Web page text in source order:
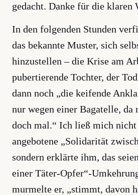
gedacht. Danke für die klaren
In den folgenden Stunden
das bekannte Muster, sich
hinzustellen – die Krise am
pubertierende Tochter, der
dann noch „die keifende
nur wegen einer Bagatelle, da
doch mal.“ Ich ließ mich
angebotene „Solidarität
sondern erklärte ihm, das
einer Täter-Opfer“-
murmelte er, „stimmt, davon